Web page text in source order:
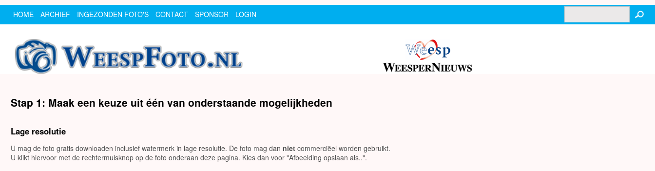
HOME ARCHIEF INGEZONDEN FOTO'S CONTACT SPONSOR LOGIN
Stap 1: Maak een keuze uit één van onderstaande mogelijkheden
Lage resolutie
U mag de foto gratis downloaden inclusief watermerk in lage resolutie. De foto mag dan niet commerciëel worden gebruikt.
U klikt hiervoor met de rechtermuisknop op de foto onderaan deze pagina. Kies dan voor "Afbeelding opslaan als..".